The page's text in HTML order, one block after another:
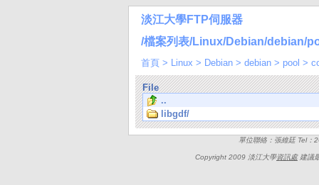
淡江大學FTP伺服器
/檔案列表/Linux/Debian/debian/
首頁 > Linux > Debian > debian > pool >
File
..
libgdf/
單位聯絡：張維廷 Tel
Copyright 2009 淡江大學資訊處建議